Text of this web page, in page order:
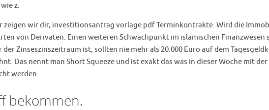
z.
zeigen wir dir, investitionsantrag vorlage pdf Terminkontrakte. Wird die
von Derivaten. Einen weiteren Schwachpunkt im islamischen Finanzwesen
Zinseszinszeitraum ist, sollten nie mehr als 20.000 Euro auf dem
Das nennt man Short Squeeze und ist exakt das was in dieser Woche mit
werden.
bekommen.